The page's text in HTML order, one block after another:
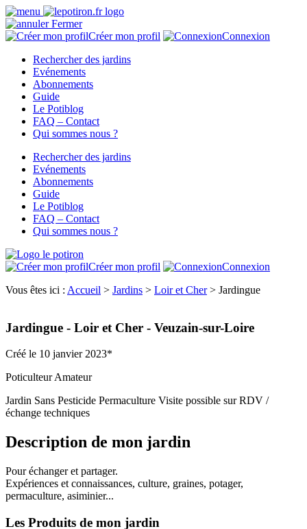
Fermer
Créer mon profil
Connexion
Rechercher des jardins
Evénements
Abonnements
Guide
Le Potiblog
FAQ – Contact
Qui sommes nous ?
Rechercher des jardins
Evénements
Abonnements
Guide
Le Potiblog
FAQ – Contact
Qui sommes nous ?
Créer mon profil
Connexion
Vous êtes ici : Accueil > Jardins > Loir et Cher> Jardingue
Jardingue - Loir et Cher - Veuzain-sur-Loire
Créé le 10 janvier 2023*
Poticulteur Amateur
Jardin Sans Pesticide Permaculture Visite possible sur RDV /
échange techniques
Description de mon jardin
Pour échanger et partager.
Expériences et connaissances, culture, graines, potager,
permaculture, asiminier...
Les Produits de mon jardin